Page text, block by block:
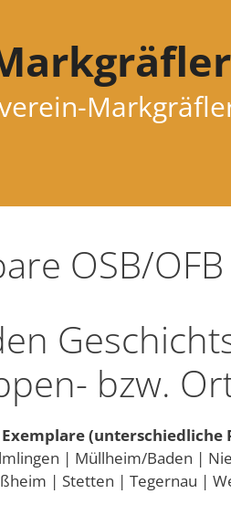
OSB/OFB
bzw.
(unterschiedliche
| Müllheim/Baden |
| Stetten | Tegernau |